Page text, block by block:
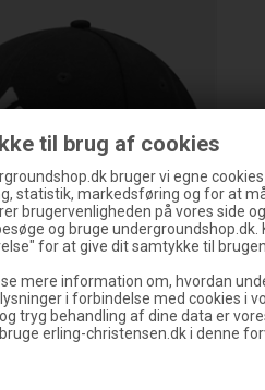
til brug af cookies
bruger vi egne
statistik, markedsføring og for at
brugervenligheden på vores side
og bruge undergroundshop.dk.
for at give dit samtykke til
mere information om, hvordan
i forbindelse med cookies i
tryg behandling af dine data er
erling-christensen.dk i denne